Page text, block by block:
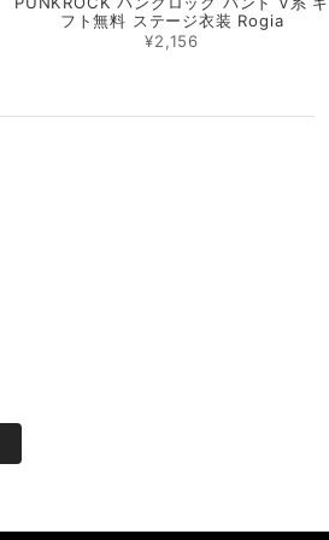
フト無料 ステージ衣装 Rogia
¥2,156